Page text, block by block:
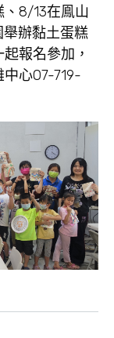
8/13在鳯山
辦黏土蛋糕
報名參加，
心07-719-